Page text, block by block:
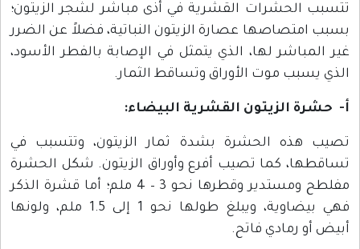
تتسبب الحشرات القشرية في أذى مباشر لشجر الزيتون؛
بسبب امتصاصها عصارة الزيتون النباتية، فضلاً عن الضرر
غير المباشر لها، الذي يتمثل في الإصابة بالفطر الأسود،
الذي يسبب موت الأوراق وتساقط الثمار.
أ‌- حشرة الزيتون القشرية البيضاء:
تصيب هذه الحشرة بشدة ثمار الزيتون، وتتسبب في
تساقطها، كما تصيب أفرع وأوراق الزيتون. شكل الحشرة
مفلطح ومستدير وقطرها نحو 3 – 4 ملم؛ أما قشرة الذكر
فهي بيضاوية، ويبلغ طولها نحو 1 إلى 1.5 ملم، ولونها
أبيض أو رمادي فاتح.